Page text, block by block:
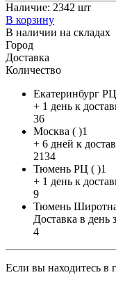
Наличие: 2342 шт
В корзину
В наличии на складах
Город
Доставка
Количество
Екатеринбург
+ 1 день к
36
Москва ( )1
+ 6 дней к
2134
Тюмень РЦ ( )1
+ 1 день к
9
Тюмень
Доставка в день
4
Если вы находитесь в